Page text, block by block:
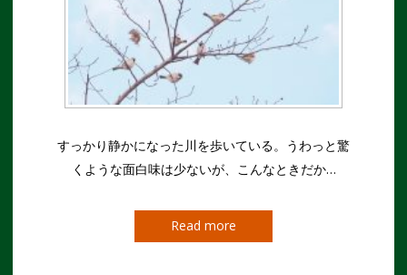
すっかり静かになった川を歩いている。うわっと驚
くような面白味は少ないが、こんなときだか…
Read more